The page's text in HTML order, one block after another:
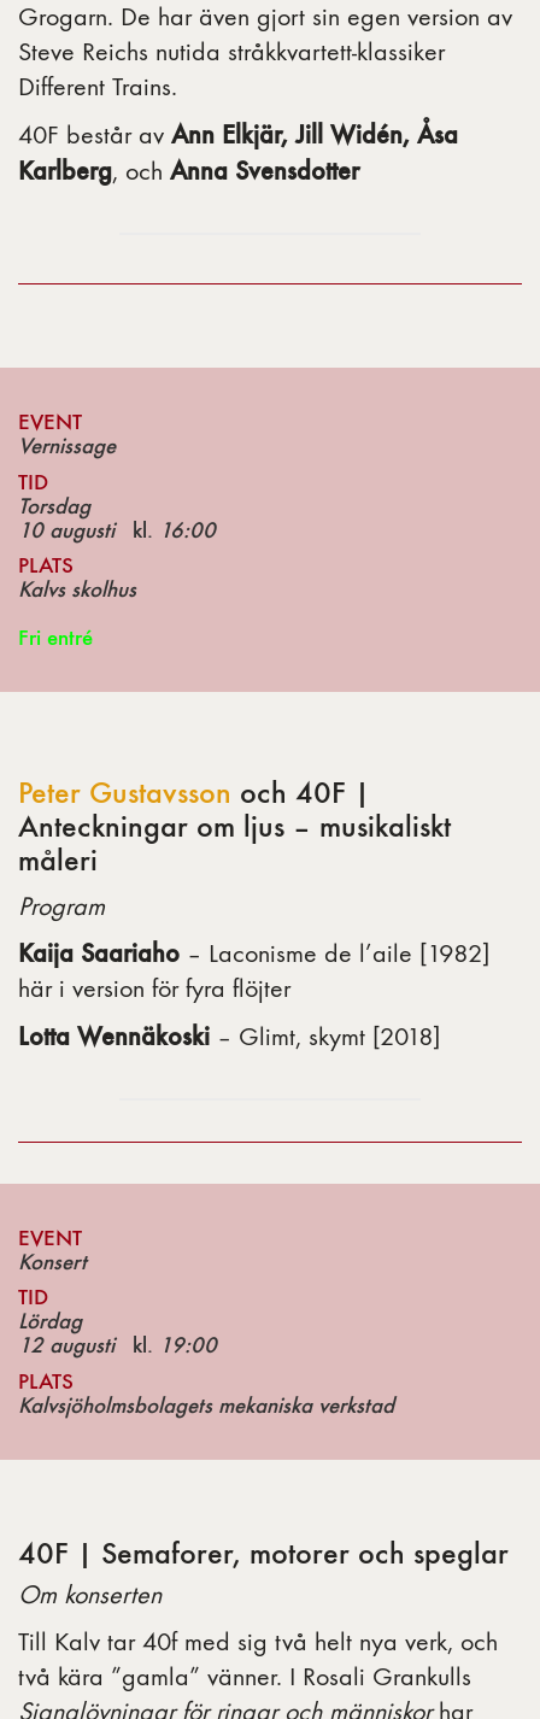
Grogarn. De har även gjort sin egen version av
Steve Reichs nutida stråkkvartett-klassiker
Different Trains.
40F består av Ann Elkjär, Jill Widén, Åsa
Karlberg, och Anna Svensdotter
EVENT
Vernissage
TID
Torsdag
10 augustikl. 16:00
PLATS
Kalvs skolhus
Fri entré
Peter Gustavsson och 40F |
Anteckningar om ljus – musikaliskt
måleri
Program
Kaija Saariaho – Laconisme de l’aile [1982]
här i version för fyra flöjter
Lotta Wennäkoski – Glimt, skymt [2018]
EVENT
Konsert
TID
Lördag
12 augustikl. 19:00
PLATS
Kalvsjöholmsbolagets mekaniska verkstad
40F | Semaforer, motorer och speglar
Om konserten
Till Kalv tar 40f med sig två helt nya verk, och
två kära ”gamla” vänner. I Rosali Grankulls
Signalövningar för ringar och människorhar